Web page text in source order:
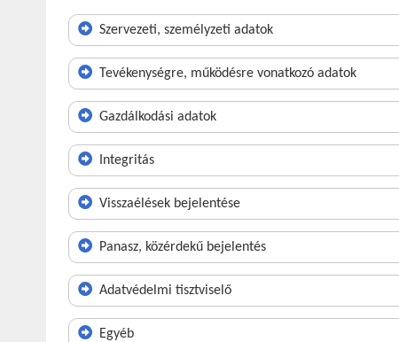
Szervezeti, személyzeti adatok
Tevékenységre, működésre vonatkozó adatok
Gazdálkodási adatok
Integritás
Visszaélések bejelentése
Panasz, közérdekű bejelentés
Adatvédelmi tisztviselő
Egyéb